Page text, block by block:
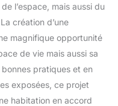
l’espace, mais aussi du
création d’une
magnifique opportunité
de vie mais aussi sa
pratiques et en
exposées, ce projet
habitation en accord